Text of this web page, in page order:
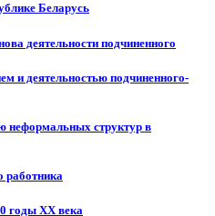
Беларусь
деятельности подчиненного
и деятельностью подчиненного-
неформальных структур в
работника
годы XX века